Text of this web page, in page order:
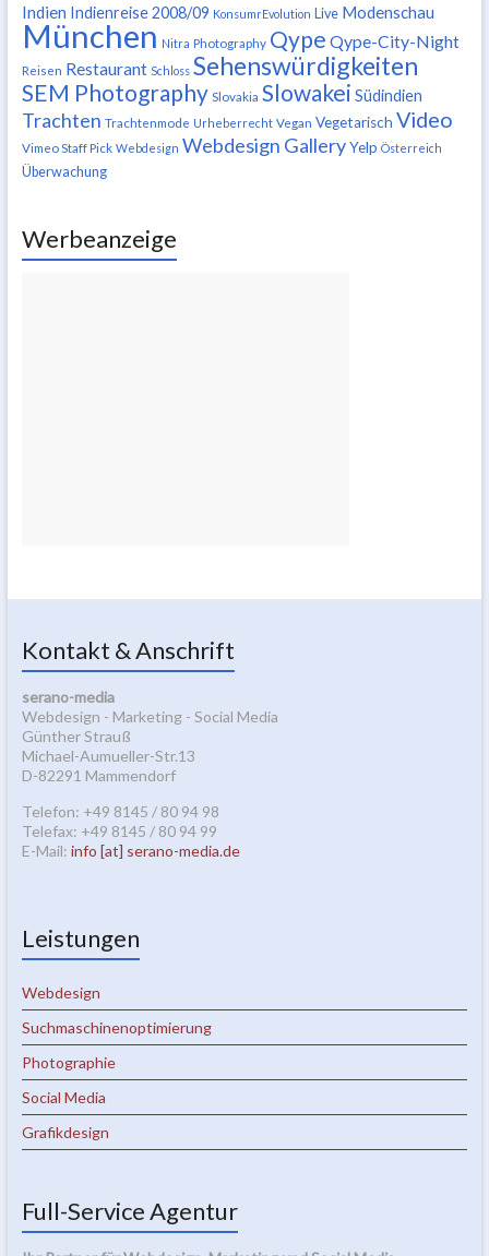
Indien Indienreise 2008/09 KonsumrEvolution Live Modenschau
München Nitra Photography Qype Qype-City-Night
Reisen Restaurant Schloss Sehenswürdigkeiten
SEM Photography Slovakia Slowakei Südindien
Trachten Trachtenmode Urheberrecht Vegan Vegetarisch Video
Vimeo Staff Pick Webdesign Webdesign Gallery Yelp Österreich
Überwachung
Werbeanzeige
Kontakt & Anschrift
serano-media
Webdesign - Marketing - Social Media
Günther Strauß
Michael-Aumueller-Str.13
D-82291 Mammendorf
Telefon: +49 8145 / 80 94 98
Telefax: +49 8145 / 80 94 99
E-Mail: info [at] serano-media.de
Leistungen
Webdesign
Suchmaschinenoptimierung
Photographie
Social Media
Grafikdesign
Full-Service Agentur